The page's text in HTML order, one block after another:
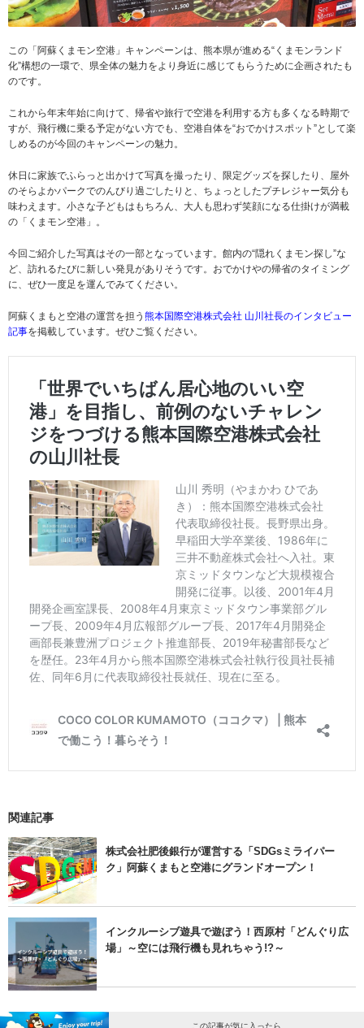
この「阿蘇くまモン空港」キャンペーンは、熊本県が進める“くまモンランド
化”構想の一環で、県全体の魅力をより身近に感じてもらうために企画されたも
のです。
これから年末年始に向けて、帰省や旅行で空港を利用する方も多くなる時期で
すが、飛行機に乗る予定がない方でも、空港自体を“おでかけスポット”として楽
しめるのが今回のキャンペーンの魅力。
休日に家族でふらっと出かけて写真を撮ったり、限定グッズを探したり、屋外
のそらよかパークでのんびり過ごしたりと、ちょっとしたプチレジャー気分も
味わえます。小さな子どもはもちろん、大人も思わず笑顔になる仕掛けが満載
の「くまモン空港」。
今回ご紹介した写真はその一部となっています。館内の“隠れくまモン探し”な
ど、訪れるたびに新しい発見がありそうです。おでかけやの帰省のタイミング
に、ぜひ一度足を運んでみてください。
阿蘇くまもと空港の運営を担う 熊本国際空港株式会社 山川社長のインタビュー
記事を掲載しています。ぜひご覧ください。
関連記事
株式会社肥後銀行が運営する「SDGsミライパー
ク」阿蘇くまもと空港にグランドオープン！
インクルーシブ遊具で遊ぼう！西原村「どんぐり広
場」～空には飛行機も見れちゃう!?～
この記事が気に入ったら